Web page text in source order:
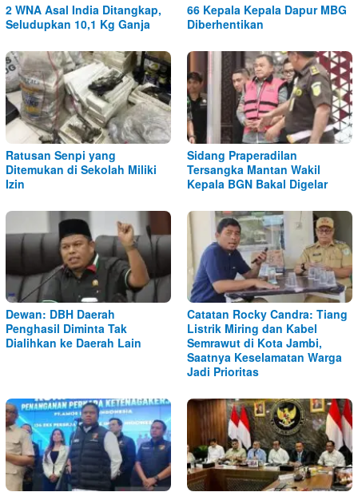
2 WNA Asal India Ditangkap,
Seludupkan 10,1 Kg Ganja
66 Kepala Kepala Dapur MBG
Diberhentikan
Ratusan Senpi yang
Ditemukan di Sekolah Miliki
Izin
Sidang Praperadilan
Tersangka Mantan Wakil
Kepala BGN Bakal Digelar
Dewan: DBH Daerah
Penghasil Diminta Tak
Dialihkan ke Daerah Lain
Catatan Rocky Candra: Tiang
Listrik Miring dan Kabel
Semrawut di Kota Jambi,
Saatnya Keselamatan Warga
Jadi Prioritas